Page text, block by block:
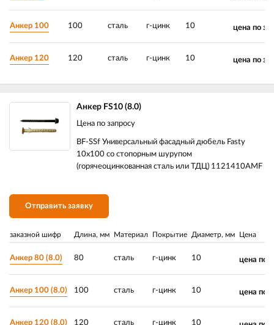
Анкер 100 100 сталь г-цинк 10 цена по
Анкер 120 120 сталь г-цинк 10 цена по
Анкер FS10 (8.0)
Цена по запросу
BF-SSf Универсальный фасадный дюбель Fasty
10х100 со стопорным шурупом
(горячеоцинкованная сталь или ТДЦ) 1121410AMF
Отправить заявку
заказной шифр Длина, мм Материал Покрытие Диаметр, мм Цена
Анкер 80 (8.0) 80 сталь г-цинк 10 цена по
Анкер 100 (8.0) 100 сталь г-цинк 10 цена по
Анкер 120 (8.0) 120 сталь г-цинк 10